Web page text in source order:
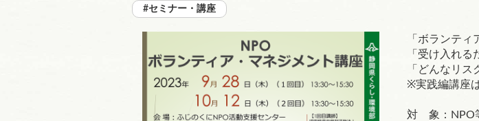
#セミナー・講座
「ボランテ
「受け入れる
「どんなリ
※実践編講座
対 象：NPO